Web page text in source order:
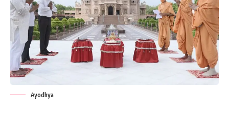
Ayodhya